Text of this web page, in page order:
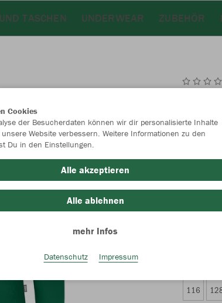
TASCHEN UNDERWEAR ZUBEHÖR
grün
116
Cookies
der Besucherdaten können wir dir personalisierte Inhalte
Website verbessern. Weitere Informationen zu den
Du in den Einstellungen.
Alle akzeptieren
Alle ablehnen
mehr Infos
Datenschutz Impressum